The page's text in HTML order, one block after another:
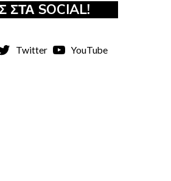
ΣΤΑ SOCIAL!
Twitter YouTube